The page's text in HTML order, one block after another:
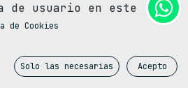
de usuario en este
de Cookies
Solo las necesarias Acepto